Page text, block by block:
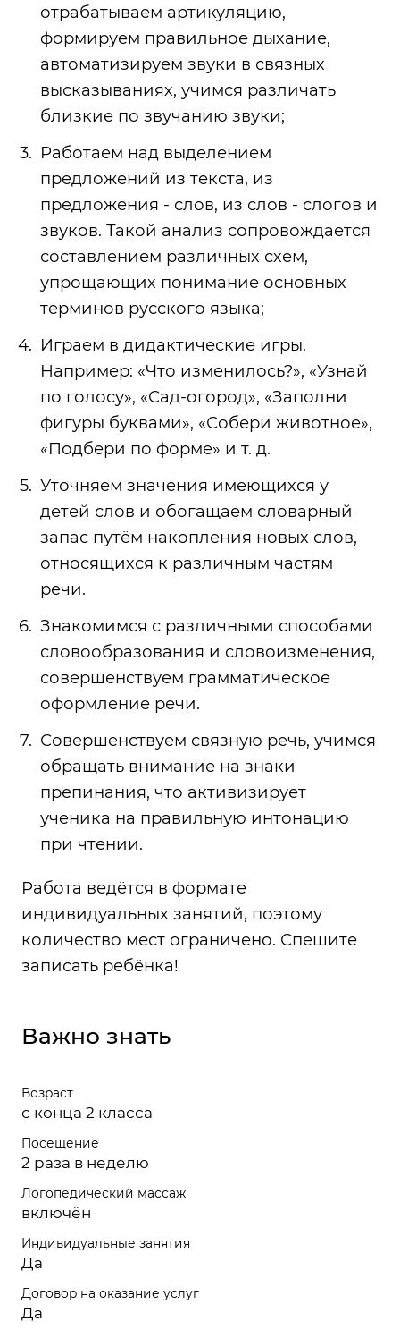
отрабатываем артикуляцию,
формируем правильное дыхание,
автоматизируем звуки в связных
высказываниях, учимся различать
близкие по звучанию звуки;
Работаем над выделением
предложений из текста, из
предложения - слов, из слов - слогов и
звуков. Такой анализ сопровождается
составлением различных схем,
упрощающих понимание основных
терминов русского языка;
Играем в дидактические игры.
Например: «Что изменилось?», «Узнай
по голосу», «Сад-огород», «Заполни
фигуры буквами», «Собери животное»,
«Подбери по форме» и т. д.
Уточняем значения имеющихся у
детей слов и обогащаем словарный
запас путём накопления новых слов,
относящихся к различным частям
речи.
Знакомимся с различными способами
словообразования и словоизменения,
совершенствуем грамматическое
оформление речи.
Совершенствуем связную речь, учимся
обращать внимание на знаки
препинания, что активизирует
ученика на правильную интонацию
при чтении.
Работа ведётся в формате
индивидуальных занятий, поэтому
количество мест ограничено. Спешите
записать ребёнка!
Важно знать
Возраст
с конца 2 класса
Посещение
2 раза в неделю
Логопедический массаж
включён
Индивидуальные занятия
Да
Договор на оказание услуг
Да